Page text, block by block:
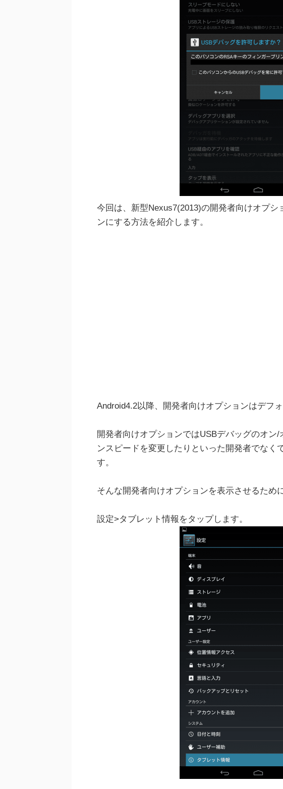
今回は、新型Nexus7(2013)の開発者向けオプシ
ンにする方法を紹介します。
Android4.2以降、開発者向けオプションはデフ
開発者向けオプションではUSBデバッグのオン
ンスピードを変更したりといった開発者でなく
す。
そんな開発者向けオプションを表示させるため
設定>タブレット情報をタップします。